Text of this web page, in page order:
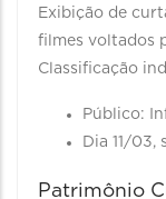
Exibição de
filmes voltados
Classificação
Público:
Dia 11/03,
Patrimônio